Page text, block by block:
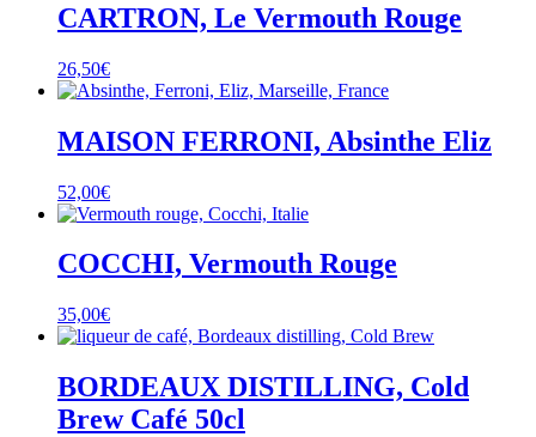
CARTRON, Le Vermouth Rouge
26,50€
MAISON FERRONI, Absinthe Eliz
52,00€
COCCHI, Vermouth Rouge
35,00€
BORDEAUX DISTILLING, Cold
Brew Café 50cl